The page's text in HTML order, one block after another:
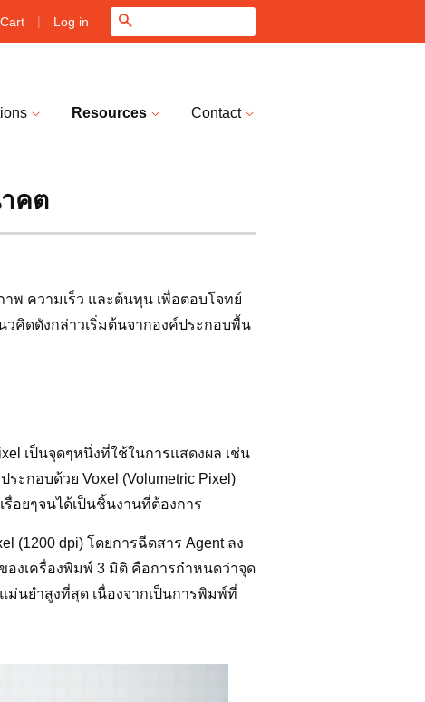
Cart | Log in
Resources Contact
คต
พ ความเร็ว และต้นทุน เพื่อตอบโจทย์
คิดดังกล่าวเริ่มต้นจากองค์ประกอบพื้น
เป็นจุดๆหนึ่งที่ใช้ในการแสดงผล เช่น
ะกอบด้วย Voxel (Volumetric Pixel)
อยๆจนได้เป็นชิ้นงานที่ต้องการ
(1200 dpi) โดยการฉีดสาร Agent ลง
งเครื่องพิมพ์ 3 มิติ คือการกำหนดว่าจุด
นยำสูงที่สุด เนื่องจากเป็นการพิมพ์ที่